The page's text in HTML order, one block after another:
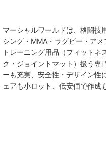
マーシャルワールドは、格闘技
シング・MMA・ラグビー・ア
トレーニング用品（フィット
ク・ジョイントマット）扱う専
ーも充実、安全性・デザイン性
ェアも小ロット、低安価で作成